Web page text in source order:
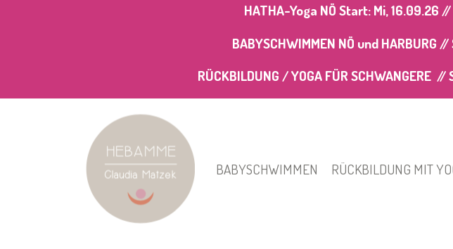
HATHA-Yoga NÖ Start: Mi, 16.09.26
BABYSCHWIMMEN NÖ und HARBURG
RÜCKBILDUNG / YOGA FÜR SCHWANGERE
BABYSCHWIMMEN RÜCKBILDUNG MIT